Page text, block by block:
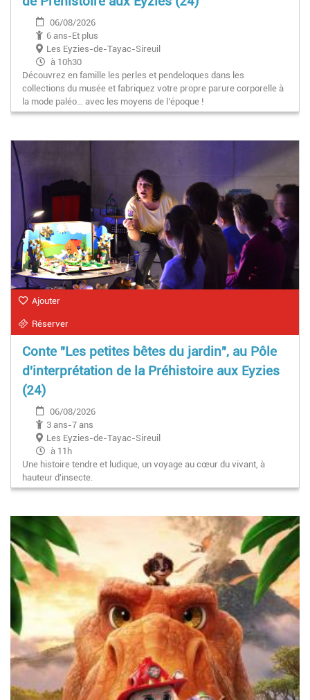
06/08/2026
6 ans-Et plus
Les Eyzies-de-Tayac-Sireuil
à 10h30
Découvrez en famille les perles et pendeloques dans les
collections du musée et fabriquez votre propre parure corporelle à
la mode paléo… avec les moyens de l’époque !
Ajouter
Réserver
Conte "Les petites bêtes du jardin", au Pôle
d'interprétation de la Préhistoire aux Eyzies
(24)
06/08/2026
3 ans-7 ans
Les Eyzies-de-Tayac-Sireuil
à 11h
Une histoire tendre et ludique, un voyage au cœur du vivant, à
hauteur d'insecte.